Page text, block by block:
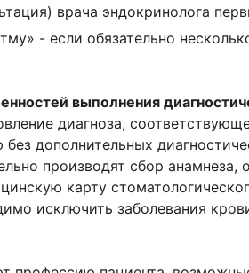
врача эндокринолога
- если обязательно
выполнения
диагноза,
дополнитель­ных
про­изводят сбор
карту
исключить заболевания